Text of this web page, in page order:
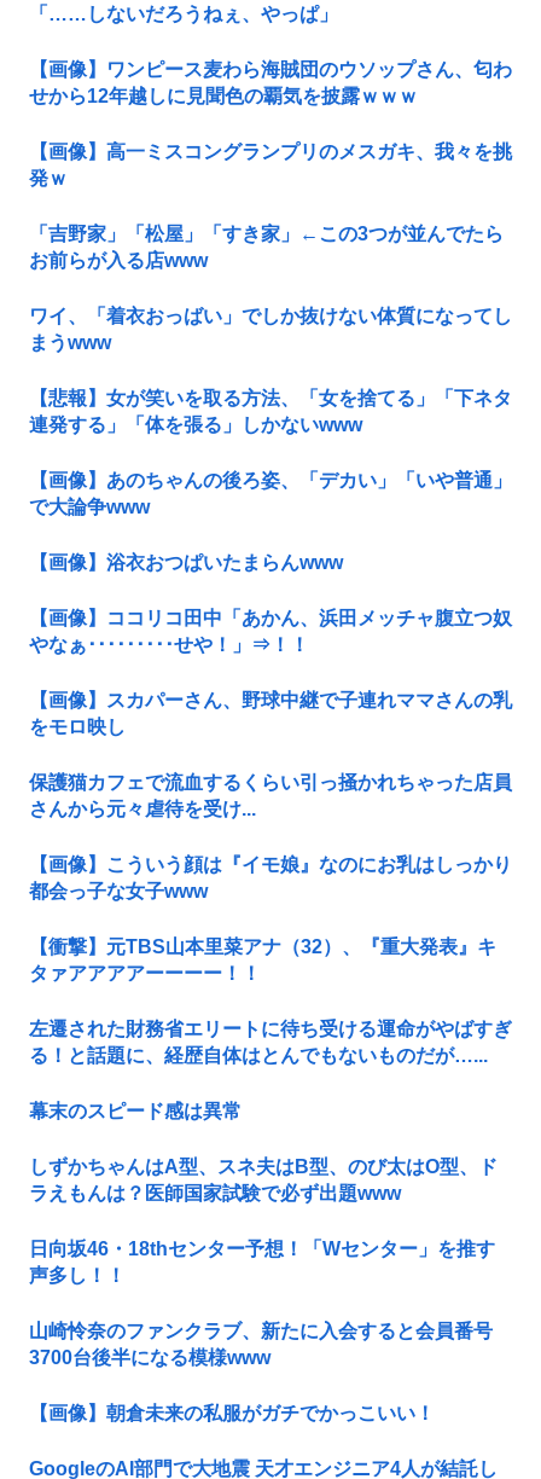
「……しないだろうねぇ、やっぱ」
【画像】ワンピース麦わら海賊団のウソップさん、匂わ
せから12年越しに見聞色の覇気を披露ｗｗｗ
【画像】高一ミスコングランプリのメスガキ、我々を挑
発ｗ
「吉野家」「松屋」「すき家」←この3つが並んでたら
お前らが入る店www
ワイ、「着衣おっばい」でしか抜けない体質になってし
まうwww
【悲報】女が笑いを取る方法、「女を捨てる」「下ネタ
連発する」「体を張る」しかないwww
【画像】あのちゃんの後ろ姿、「デカい」「いや普通」
で大論争www
【画像】浴衣おつぱいたまらんwww
【画像】ココリコ田中「あかん、浜田メッチャ腹立つ奴
やなぁ･････････せや！」⇒！！
【画像】スカパーさん、野球中継で子連れママさんの乳
をモロ映し
保護猫カフェで流血するくらい引っ掻かれちゃった店員
さんから元々虐待を受け...
【画像】こういう顔は『イモ娘』なのにお乳はしっかり
都会っ子な女子www
【衝撃】元TBS山本里菜アナ（32）、『重大発表』キ
タァアアアアーーーー！！
左遷された財務省エリートに待ち受ける運命がやばすぎ
る！と話題に、経歴自体はとんでもないものだが…...
幕末のスピード感は異常
しずかちゃんはA型、スネ夫はB型、のび太はO型、ド
ラえもんは？医師国家試験で必ず出題www
日向坂46・18thセンター予想！「Wセンター」を推す
声多し！！
山崎怜奈のファンクラブ、新たに入会すると会員番号
3700台後半になる模様www
【画像】朝倉未来の私服がガチでかっこいい！
GoogleのAI部門で大地震 天才エンジニア4人が結託し